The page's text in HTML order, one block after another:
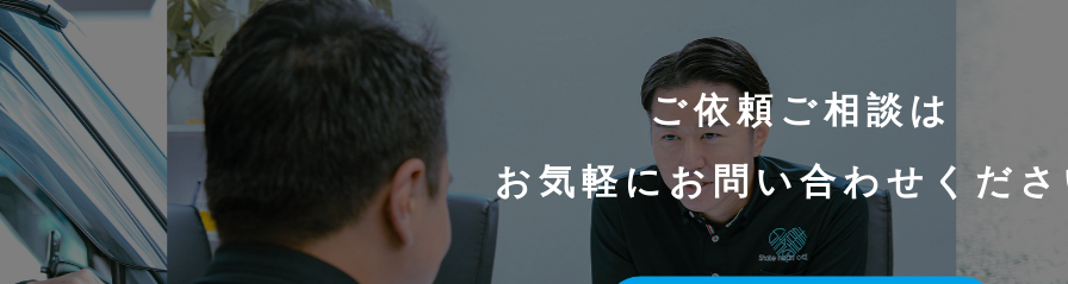
ご依頼ご相談は
お気軽にお問い合わせくだ